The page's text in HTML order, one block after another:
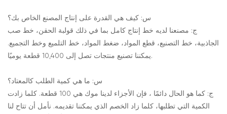
س: كيف هي القدرة على إنتاج المصنع الخاص بك؟
ج: مصنعنا لديه خط إنتاج كامل بما في ذلك قولبة الحقن، خط صب
الجاذبية، خط التصنيع، قطع المواد، ضغط المواد، خط التلميع وخط التجميع.
يمكننا تصنيع منتجات تصل إلى 10,400 قطعة يوميًا.
س: ما هي كمية الطلب كالمعتاد؟
ج: كما هو الحال دائمًا ، فإن الأجزاء لدينا موك هي 100 قطعة. كلما زادت
الكمية التي تطلبها، كلما زاد الخصم الذي يمكننا تقديمه. نأمل أن تتاح لنا